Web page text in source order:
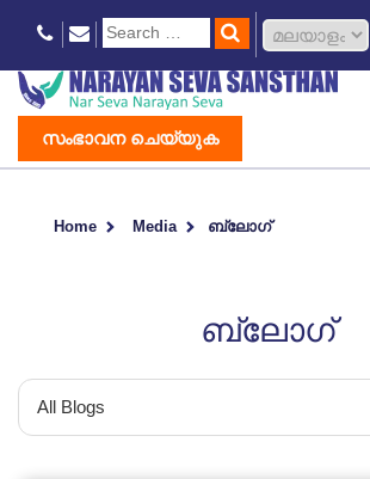
സംഭാവന ചെയ്യുക
Home Media ബ്ലോഗ്
ബ്ലോഗ്